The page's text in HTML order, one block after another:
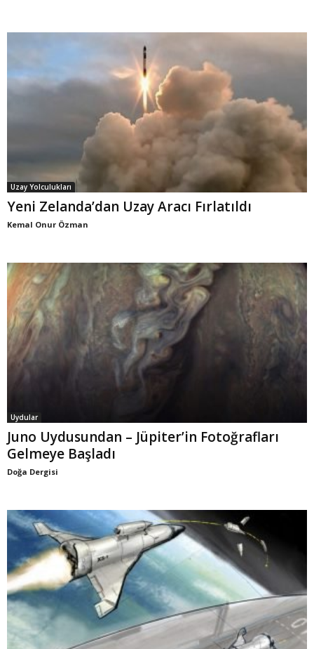
Uzay Yolculukları
Yeni Zelanda’dan Uzay Aracı Fırlatıldı
Kemal Onur Özman
Uydular
Juno Uydusundan – Jüpiter’in Fotoğrafları
Gelmeye Başladı
Doğa Dergisi